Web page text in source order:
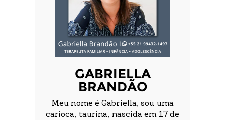
GABRIELLA
BRANDÃO
Meu nome é Gabriella, sou uma
carioca, taurina, nascida em 17 de